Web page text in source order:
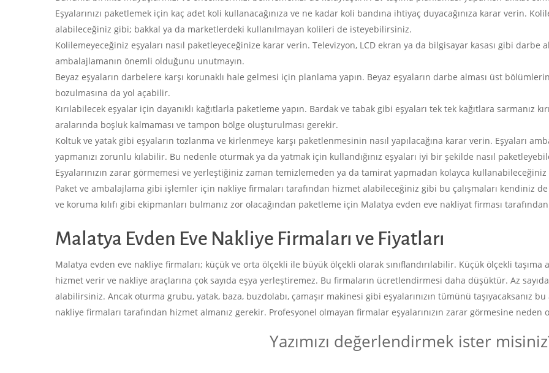
Eşyalarınızı paketlemek için kaç adet koli kullanacağınıza ve ne kadar koli bandına ihtiyaç duyacağınıza karar verin.
alabileceğiniz gibi; bakkal ya da marketlerdeki kullanılmayan kolileri de isteyebilirsiniz.
Kolilemeyeceğiniz eşyaları nasıl paketleyeceğinize karar verin. Televizyon, LCD ekran ya da bilgisayar kasası gibi darbe
ambalajlamanın önemli olduğunu unutmayın.
Beyaz eşyaların darbelere karşı korunaklı hale gelmesi için planlama yapın. Beyaz eşyaların darbe alması üst
bozulmasına da yol açabilir.
Kırılabilecek eşyalar için dayanıklı kağıtlarla paketleme yapın. Bardak ve tabak gibi eşyaları tek tek kağıtlara sarmanız
aralarında boşluk kalmaması ve tampon bölge oluşturulması gerekir.
Koltuk ve yatak gibi eşyaların tozlanma ve kirlenmeye karşı paketlenmesinin nasıl yapılacağına karar verin. Eşyaları
yapmanızı zorunlu kılabilir. Bu nedenle oturmak ya da yatmak için kullandığınız eşyaları iyi bir şekilde nasıl
Eşyalarınızın zarar görmemesi ve yerleştiğiniz zaman temizlemeden ya da tamirat yapmadan kolayca
Paket ve ambalajlama gibi işlemler için nakliye firmaları tarafından hizmet alabileceğiniz gibi bu çalışmaları kendiniz
ve koruma kılıfı gibi ekipmanları bulmanız zor olacağından paketleme için Malatya evden eve nakliyat firması
Malatya Evden Eve Nakliye Firmaları ve Fiyatları
Malatya evden eve nakliye firmaları; küçük ve orta ölçekli ile büyük ölçekli olarak sınıflandırılabilir. Küçük ölçekli
hizmet verir ve nakliye araçlarına çok sayıda eşya yerleştiremez. Bu firmaların ücretlendirmesi daha düşüktür. Az
alabilirsiniz. Ancak oturma grubu, yatak, baza, buzdolabı, çamaşır makinesi gibi eşyalarınızın tümünü taşıyacaksanız
nakliye firmaları tarafından hizmet almanız gerekir. Profesyonel olmayan firmalar eşyalarınızın zarar görmesine neden
Yazımızı değerlendirmek ister